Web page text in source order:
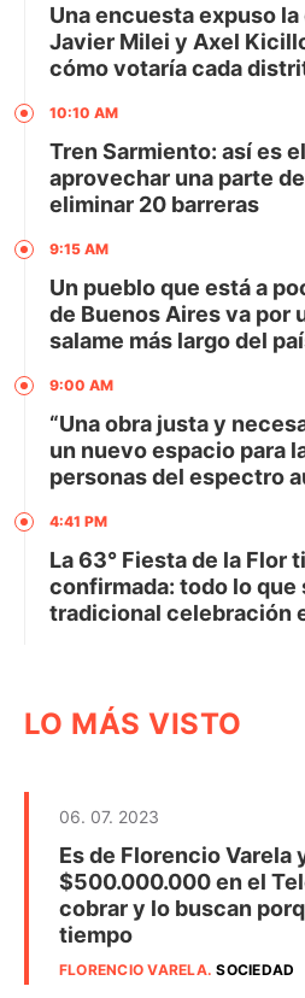
Una encuesta expuso
Javier Milei y Axel
cómo votaría cada
10:10 AM
Tren Sarmiento: así es
aprovechar una parte
eliminar 20 barreras
9:15 AM
Un pueblo que está a
de Buenos Aires va por
salame más largo del
9:00 AM
“Una obra justa y
un nuevo espacio para
personas del espectro
4:41 PM
La 63° Fiesta de la Flor
confirmada: todo lo que
tradicional celebración
LO MÁS VISTO
06. 07. 2023
Es de Florencio Varela
$500.000.000 en el
cobrar y lo buscan
tiempo
FLORENCIO VARELA.SOCIEDAD